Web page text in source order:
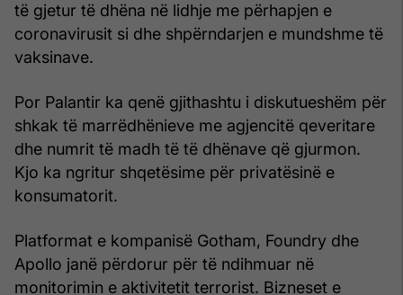
të gjetur të dhëna në lidhje me përhapjen e
coronavirusit si dhe shpërndarjen e mundshme të
vaksinave.
Por Palantir ka qenë gjithashtu i diskutueshëm për
shkak të marrëdhënieve me agjencitë qeveritare
dhe numrit të madh të të dhënave që gjurmon.
Kjo ka ngritur shqetësime për privatësinë e
konsumatorit.
Platformat e kompanisë Gotham, Foundry dhe
Apollo janë përdorur për të ndihmuar në
monitorimin e aktivitetit terrorist. Bizneset e